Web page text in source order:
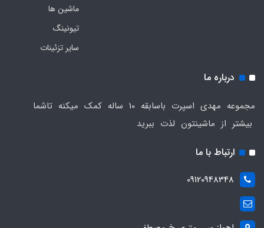
ماشین ها
تیونینگ
سایر تزئینات
درباره ما
مجموعه مهدی اسپرت باسابقه 10 ساله کمک میکنه تاشما
بیشتر از ماشینتون لذت ببرید
ارتباط با ما
09120948348